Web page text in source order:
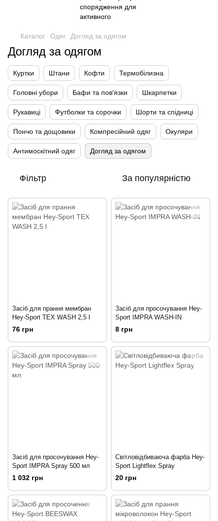
Каталог Одяг Догляд за одягом
Догляд за одягом
Куртки Штани Кофти Термобілизна
Головні убори Бафи та пов'язки Шкарпетки
Рукавиці Футболки та сорочки Шорти та спідниці
Пончо та дощовики Компресійний одяг Окуляри
Антимоскітний одяг Догляд за одягом
Фільтр За популярністю
Засіб для прання мембран
Hey-Sport TEX WASH 2,5 l
76 грн
Засіб для просочування Hey-
Sport IMPRA WASH-IN
8 грн
Засіб для просочування Hey-
Sport IMPRA Spray 500 мл
1 032 грн
Cвітловідбиваюча фарба Hey-
Sport Lightflex Spray
20 грн